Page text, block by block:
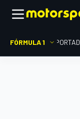
FÓRMULA 1